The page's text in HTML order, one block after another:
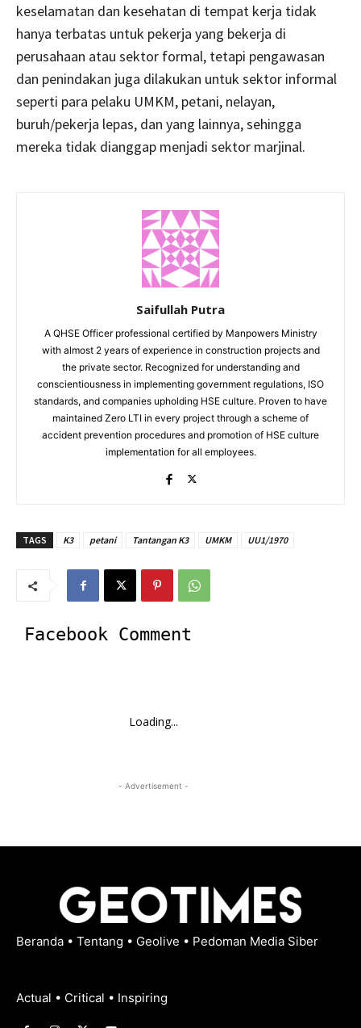
keselamatan dan kesehatan di tempat kerja tidak
hanya terbatas untuk pekerja yang bekerja di
perusahaan atau sektor formal, tetapi pengawasan
dan penindakan juga dilakukan untuk sektor informal
seperti para pelaku UMKM, petani, nelayan,
buruh/pekerja lepas, dan yang lainnya, sehingga
mereka tidak dianggap menjadi sektor marjinal.
Saifullah Putra
A QHSE Officer professional certified by Manpowers Ministry
with almost 2 years of experience in construction projects and
the private sector. Recognized for understanding and
conscientiousness in implementing government regulations, ISO
standards, and companies upholding HSE culture. Proven to have
maintained Zero LTI in every project through a scheme of
accident prevention procedures and promotion of HSE culture
implementation for all employees.
TAGS K3 petani Tantangan K3 UMKM UU1/1970
Facebook Comment
Loading...
- Advertisement -
Beranda • Tentang • Geolive • Pedoman Media Siber
Actual • Critical • Inspiring